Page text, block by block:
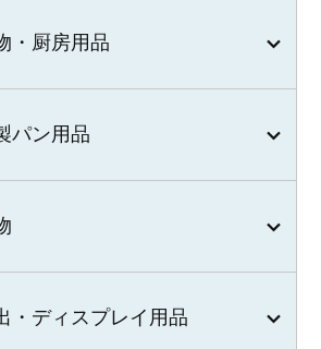
・厨房用品
パン用品
・ディスプレイ用品